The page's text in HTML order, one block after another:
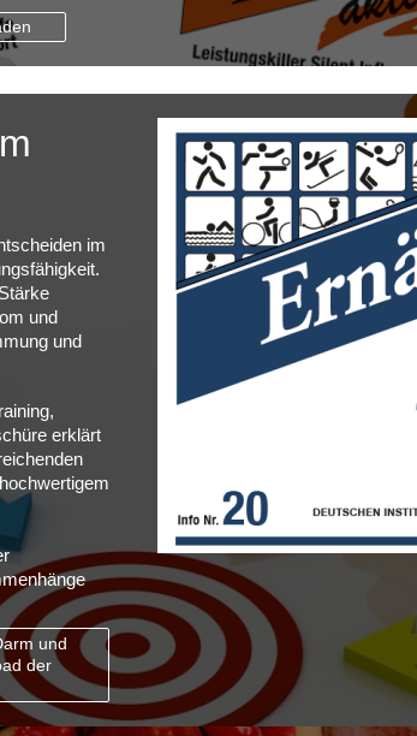
im
und
und
erklärt
und
der